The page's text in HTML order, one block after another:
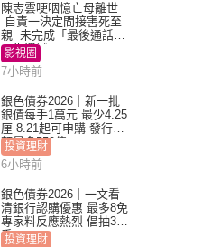
陳志雲哽咽憶亡母離世
自責一決定間接害死至
親 未完成「最後通話」
一生遺憾
影視圈
7小時前
銀色債券2026｜新一批
銀債每手1萬元 最少4.25
厘 8.21起可申購 發行金
額最多550億
投資理財
6小時前
銀色債券2026｜一文看
清銀行認購優惠 最多8免
專家料反應熱烈 倡抽30
手
投資理財